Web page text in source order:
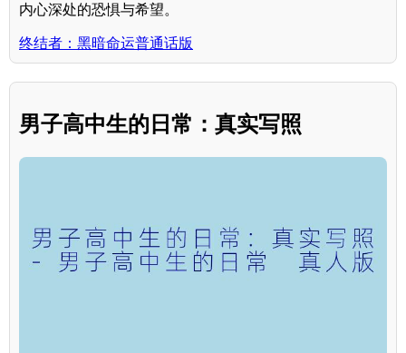
内心深处的恐惧与希望。
终结者：黑暗命运普通话版
男子高中生的日常：真实写照